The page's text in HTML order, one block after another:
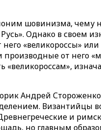
шовинизма, чему
Однако в своем
«великороссы»
от него
Андрей
Византийцы
и
но главным